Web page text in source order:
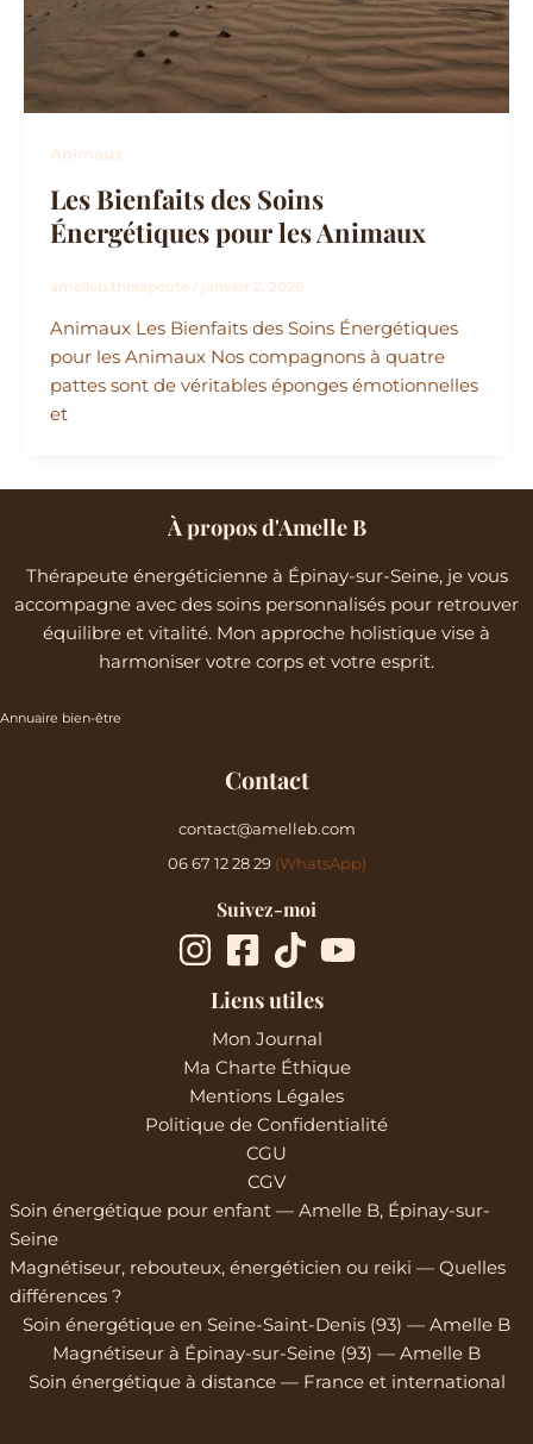
Animaux
Les Bienfaits des Soins
Énergétiques pour les Animaux
amelleb.therapeute / janvier 2, 2026
Animaux Les Bienfaits des Soins Énergétiques
pour les Animaux Nos compagnons à quatre
pattes sont de véritables éponges émotionnelles
et
À propos d'Amelle B
Thérapeute énergéticienne à Épinay-sur-Seine, je vous
accompagne avec des soins personnalisés pour retrouver
équilibre et vitalité. Mon approche holistique vise à
harmoniser votre corps et votre esprit.
Annuaire bien-être
Contact
contact@amelleb.com
06 67 12 28 29(WhatsApp)
Suivez-moi
Liens utiles
Mon Journal
Ma Charte Éthique
Mentions Légales
Politique de Confidentialité
CGU
CGV
Soin énergétique pour enfant — Amelle B, Épinay-sur-
Seine
Magnétiseur, rebouteux, énergéticien ou reiki — Quelles
différences ?
Soin énergétique en Seine-Saint-Denis (93) — Amelle B
Magnétiseur à Épinay-sur-Seine (93) — Amelle B
Soin énergétique à distance — France et international